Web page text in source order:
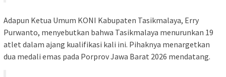
Adapun Ketua Umum KONI Kabupaten Tasikmalaya, Erry
Purwanto, menyebutkan bahwa Tasikmalaya menurunkan 19
atlet dalam ajang kualifikasi kali ini. Pihaknya menargetkan
dua medali emas pada Porprov Jawa Barat 2026 mendatang.